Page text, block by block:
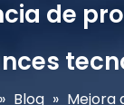
de
» Blog » Mejora